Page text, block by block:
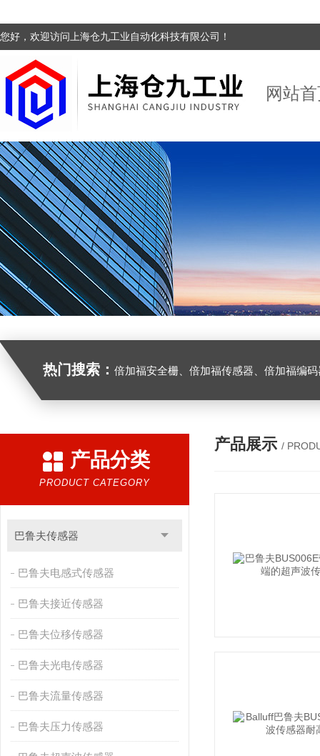
您好，欢迎访问上海仓九工业自动化科技有限公司！
网站
热门搜索： 倍加福安全栅、倍加福传感器、倍加福编码器、倍加福超声波传感器、松下伺服驱动器、松下伺
产品分类
PRODUCT CATEGORY
巴鲁夫传感器
巴鲁夫电感式传感器
巴鲁夫接近传感器
巴鲁夫位移传感器
巴鲁夫光电传感器
巴鲁夫流量传感器
巴鲁夫压力传感器
产品展示 /